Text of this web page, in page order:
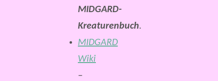
MIDGARD-
Kreaturenbuch.
MIDGARD
Wiki
–